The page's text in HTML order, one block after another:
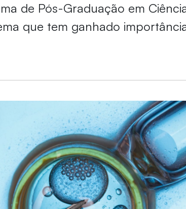
de Pós-Graduação em
que tem ganhado